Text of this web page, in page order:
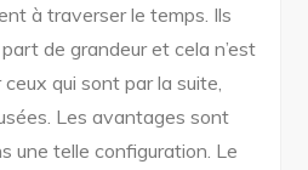
à traverser le temps. Ils
de grandeur et cela n’est
qui sont par la suite,
Les avantages sont
une telle configuration. Le